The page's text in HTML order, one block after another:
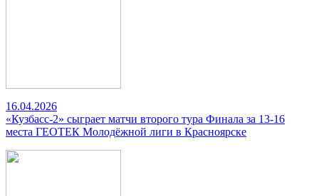
16.04.2026
«Кузбасс-2» сыграет матчи второго тура Финала за 13-16
места ГЕОТЕК Молодёжной лиги в Красноярске